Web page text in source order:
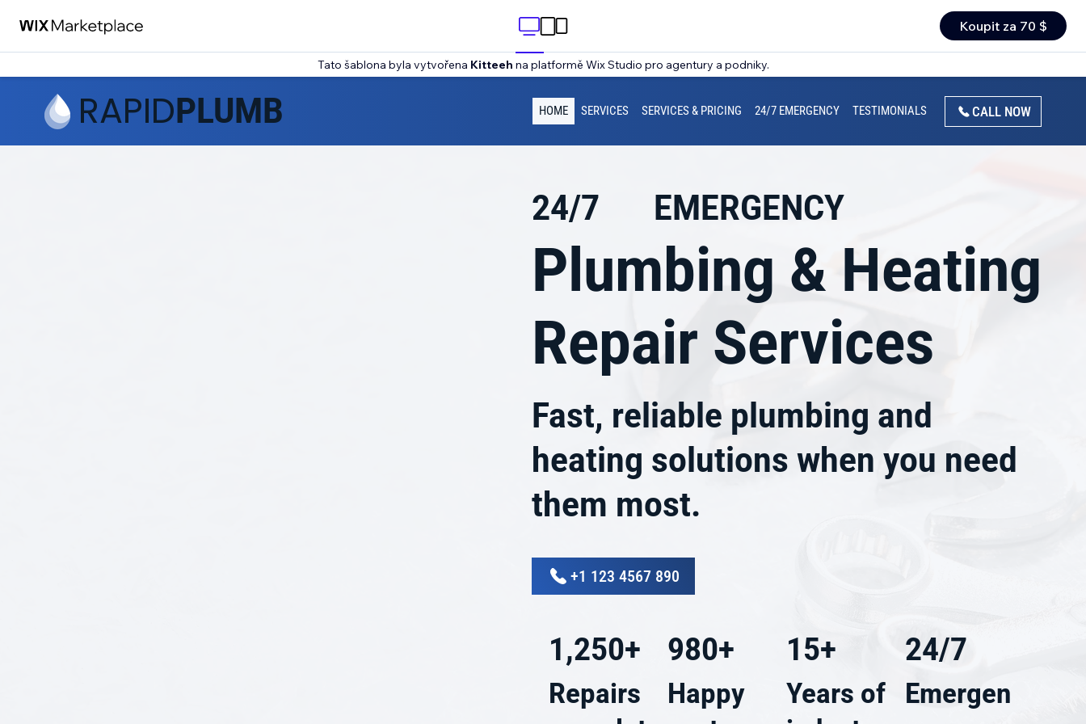
Koupit za 70 $
Tato šablona byla vytvořena Kitteeh na platformě Wix Studio pro agentury a podniky.